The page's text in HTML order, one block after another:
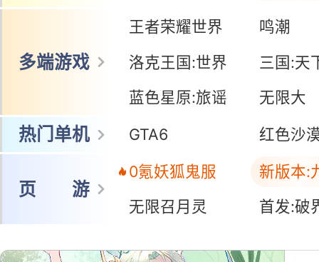
多端游戏
王者荣耀世界
鸣潮
洛克王国:世界
三国:天
蓝色星原:旅谣
无限大
热门单机 GTA6 红色沙
页 游
0氪妖狐鬼服
新版本:
无限召月灵
首发:破